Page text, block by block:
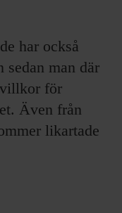
har också
man där
för
Även från
likartade